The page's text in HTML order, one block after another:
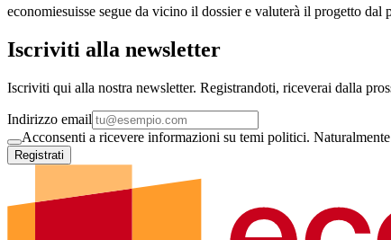
economiesuisse segue da vicino il dossier e valuterà il progetto
Iscriviti alla newsletter
Iscriviti qui alla nostra newsletter. Registrandoti, riceverai dalla
Indirizzo email
Acconsenti a ricevere informazioni su temi politici.
Registrati